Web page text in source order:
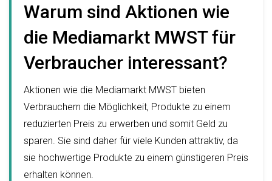
Warum sind Aktionen wie
die Mediamarkt MWST für
Verbraucher interessant?
Aktionen wie die Mediamarkt MWST bieten
Verbrauchern die Möglichkeit, Produkte zu einem
reduzierten Preis zu erwerben und somit Geld zu
sparen. Sie sind daher für viele Kunden attraktiv, da
sie hochwertige Produkte zu einem günstigeren Preis
erhalten können.